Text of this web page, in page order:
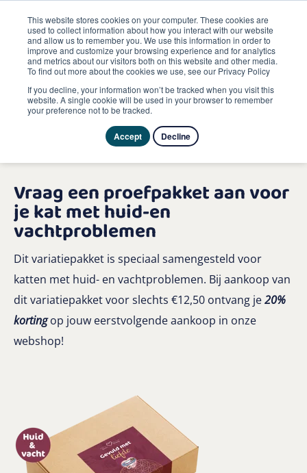
This website stores cookies on your computer. These cookies are
used to collect information about how you interact with our website
and allow us to remember you. We use this information in order to
improve and customize your browsing experience and for analytics
and metrics about our visitors both on this website and other media.
To find out more about the cookies we use, see our Privacy Policy
If you decline, your information won’t be tracked when you visit this
website. A single cookie will be used in your browser to remember
your preference not to be tracked.
Accept Decline
Vraag een proefpakket aan voor
je kat met huid-en
vachtproblemen
Dit variatiepakket is speciaal samengesteld voor
katten met huid- en vachtproblemen. Bij aankoop van
dit variatiepakket voor slechts €12,50 ontvang je20%
kortingop jouw eerstvolgende aankoop in onze
webshop!